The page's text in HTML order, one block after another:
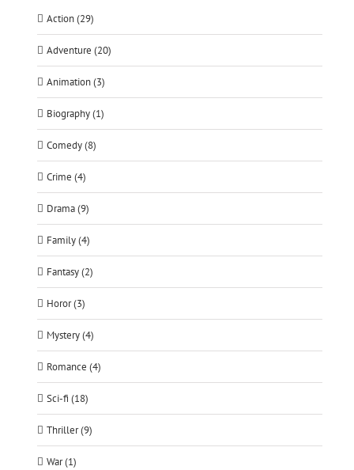
Action (29)
Adventure (20)
Animation (3)
Biography (1)
Comedy (8)
Crime (4)
Drama (9)
Family (4)
Fantasy (2)
Horor (3)
Mystery (4)
Romance (4)
Sci-fi (18)
Thriller (9)
War (1)